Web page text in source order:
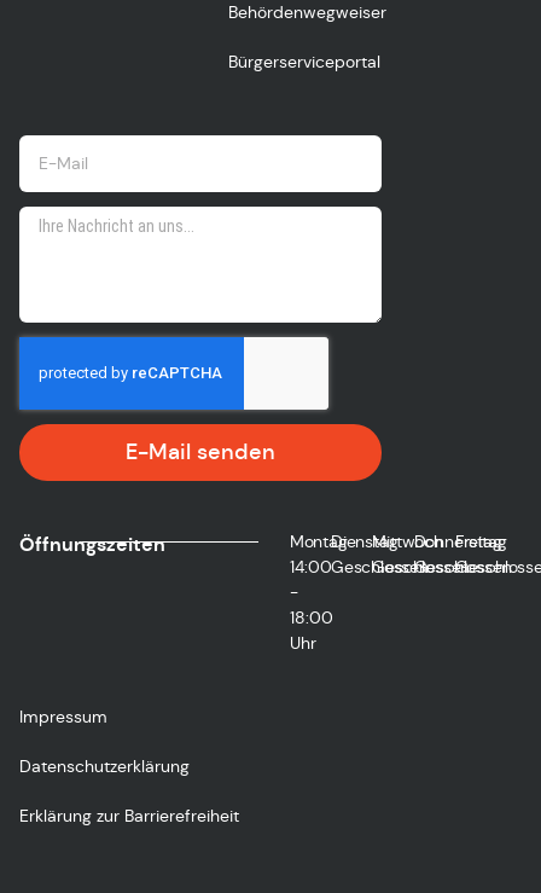
Behördenwegweiser
Bürgerserviceportal
E-Mail senden
Öffnungszeiten
Montag
14:00
-
18:00
Uhr
Dienstag
Geschlossen
Mittwoch
Geschlossen
Donnerstag
Geschlossen
Freitag
Impressum
Datenschutzerklärung
Erklärung zur Barrierefreiheit